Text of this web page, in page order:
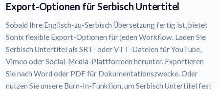
Export-Optionen für Serbisch Untertitel
Sobald Ihre Englisch-zu-Serbisch Übersetzung fertig ist, bietet
Sonix flexible Export-Optionen für jeden Workflow. Laden Sie
Serbisch Untertitel als SRT- oder VTT-Dateien für YouTube,
Vimeo oder Social-Media-Plattformen herunter. Exportieren
Sie nach Word oder PDF für Dokumentationszwecke. Oder
nutzen Sie unsere Burn-In-Funktion, um Serbisch Untertitel fest